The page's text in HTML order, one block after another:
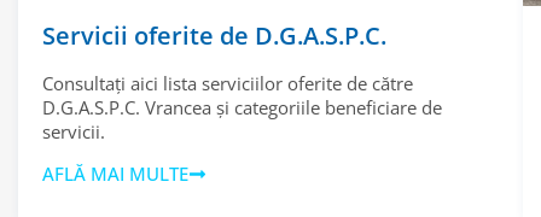
Servicii oferite de D.G.A.S.P.C.
Consultați aici lista serviciilor oferite de către
D.G.A.S.P.C. Vrancea și categoriile beneficiare de
servicii.
AFLĂ MAI MULTE